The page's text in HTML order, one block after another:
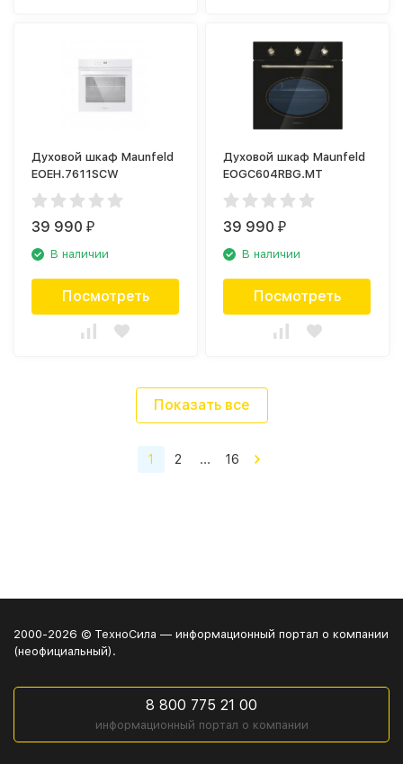
Духовой шкаф Maunfeld
EOEH.7611SCW
39 990₽
В наличии
Посмотреть
Духовой шкаф Maunfeld
EOGC604RBG.MT
39 990₽
В наличии
Посмотреть
Показать все
1 2 ... 16
2000-2026 © ТехноСила — информационный портал о компании
(неофициальный).
8 800 775 21 00
информационный портал о компании